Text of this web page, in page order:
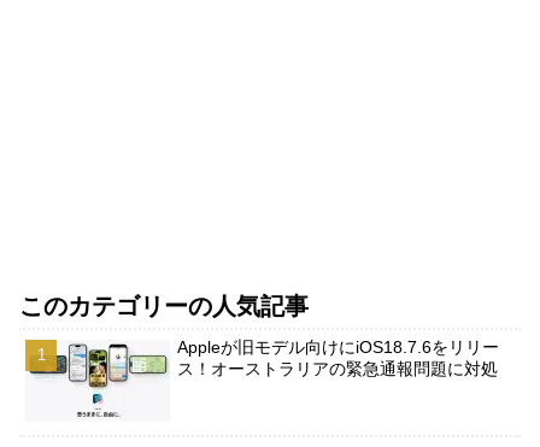
このカテゴリーの人気記事
Appleが旧モデル向けにiOS18.7.6をリリー
ス！オーストラリアの緊急通報問題に対処